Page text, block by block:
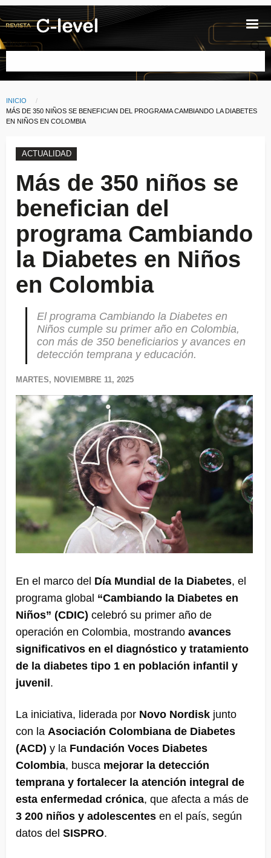
Pasar al contenido principal
Buscar
Ruta de navegación
INICIO
CURRENT:
MÁS DE 350 NIÑOS SE BENEFICIAN DEL PROGRAMA CAMBIANDO LA DIABETES
EN NIÑOS EN COLOMBIA
ACTUALIDAD
Más de 350 niños se
benefician del
programa Cambiando
la Diabetes en Niños
en Colombia
El programa Cambiando la Diabetes en
Niños cumple su primer año en Colombia,
con más de 350 beneficiarios y avances en
detección temprana y educación.
MARTES, NOVIEMBRE 11, 2025
En el marco del Día Mundial de la Diabetes, el
programa global “Cambiando la Diabetes en
Niños” (CDIC) celebró su primer año de
operación en Colombia, mostrando avances
significativos en el diagnóstico y tratamiento
de la diabetes tipo 1 en población infantil y
juvenil .
La iniciativa, liderada por Novo Nordisk junto
con la Asociación Colombiana de Diabetes
(ACD) y la Fundación Voces Diabetes
Colombia, busca mejorar la detección
temprana y fortalecer la atención integral de
esta enfermedad crónica, que afecta a más de
3 200 niños y adolescentes en el país, según
datos del SISPRO.